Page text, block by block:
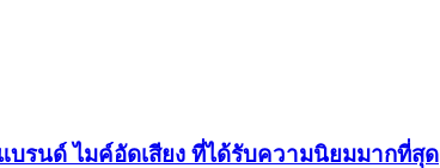
บรนด์ ไมค์อัดเสียง ที่ได้รับความนิยมมากที่สุด